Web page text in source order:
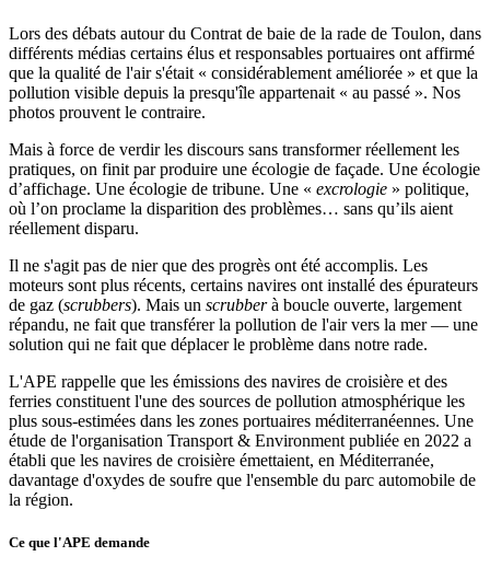
Lors des débats autour du Contrat de baie de la rade de Toulon, dans
différents médias certains élus et responsables portuaires ont affirmé
que la qualité de l'air s'était « considérablement améliorée » et que la
pollution visible depuis la presqu'île appartenait « au passé ». Nos
photos prouvent le contraire.
Mais à force de verdir les discours sans transformer réellement les
pratiques, on finit par produire une écologie de façade. Une écologie
d’affichage. Une écologie de tribune. Une « excrologie » politique,
où l’on proclame la disparition des problèmes… sans qu’ils aient
réellement disparu.
Il ne s'agit pas de nier que des progrès ont été accomplis. Les
moteurs sont plus récents, certains navires ont installé des épurateurs
de gaz (scrubbers). Mais un scrubberà boucle ouverte, largement
répandu, ne fait que transférer la pollution de l'air vers la mer — une
solution qui ne fait que déplacer le problème dans notre rade.
L'APE rappelle que les émissions des navires de croisière et des
ferries constituent l'une des sources de pollution atmosphérique les
plus sous-estimées dans les zones portuaires méditerranéennes. Une
étude de l'organisation Transport & Environment publiée en 2022 a
établi que les navires de croisière émettaient, en Méditerranée,
davantage d'oxydes de soufre que l'ensemble du parc automobile de
la région.
Ce que l'APE demande